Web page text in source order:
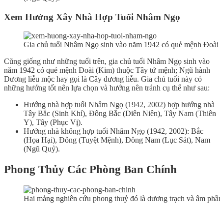
Xem Hướng Xây Nhà Hợp Tuổi Nhâm Ngọ
Gia chủ tuổi Nhâm Ngọ sinh vào năm 1942 có quẻ mệnh
Cũng giống như những tuổi trên, gia chủ tuổi Nhâm Ngọ sinh vào
năm 1942 có quẻ mệnh Đoài (Kim) thuộc Tây tứ mệnh; Ngũ hành
Dương liễu mộc hay gọi là Cây dương liễu. Gia chủ tuổi này có
những hướng tốt nên lựa chọn và hướng nên tránh cụ thể như sau:
Hướng nhà hợp tuổi Nhâm Ngọ (1942, 2002) hợp hướng nhà
Tây Bắc (Sinh Khí), Đông Bắc (Diên Niên), Tây Nam (Thiên
Y), Tây (Phục Vị).
Hướng nhà không hợp tuổi Nhâm Ngọ (1942, 2002): Bắc
(Họa Hại), Đông (Tuyệt Mệnh), Đông Nam (Lục Sát), Nam
(Ngũ Quỷ).
Phong Thủy Các Phòng Ban Chính
Hai mảng nghiên cứu phong thuỷ đó là dương trạch và âm